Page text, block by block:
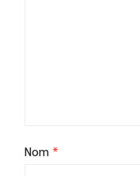
Nom *